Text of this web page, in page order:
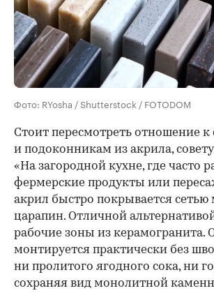
Фото: RYosha / Shutterstock / FOTODOM
Стоит пересмотреть отношение
и подоконникам из акрила,
«На загородной кухне, где часто
фермерские продукты или
акрил быстро покрывается сетью
царапин. Отличной
рабочие зоны из керамогранита.
монтируется практически без
ни пролитого ягодного сока, ни
сохраняя вид монолитной